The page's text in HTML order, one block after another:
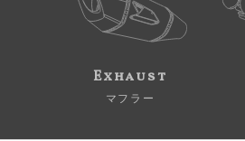
Exhaust
マフラー